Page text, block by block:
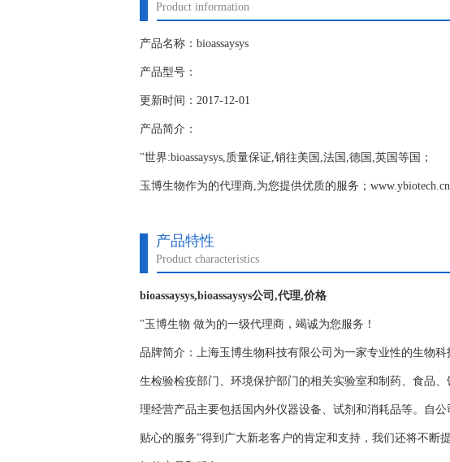
Product information
产品名称：bioassaysys
产品型号：
更新时间：2017-12-01
产品简介：
"世界:bioassaysys,质量保证,销往美国,法国,德国,英国等国；
玉博生物作为的代理商,为您提供优质的服务；
产品特性
Product characteristics
bioassaysys,bioassaysys公司,代理,价格
"玉博生物 做为的一级代理商，竭诚为您服务！
品牌简介：上海玉博生物科技有限公司为一家专业性的生物
生检验检疫部门、环境保护部门的相关实验室和制药、食品
理经营产品主要包括国内外仪器设备、试剂和消耗品等。自
贴心的服务”得到广大新老客户的肯定和支持，我们还将不断